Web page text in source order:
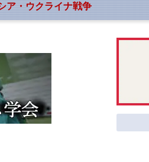
ア・ウクライナ戦争